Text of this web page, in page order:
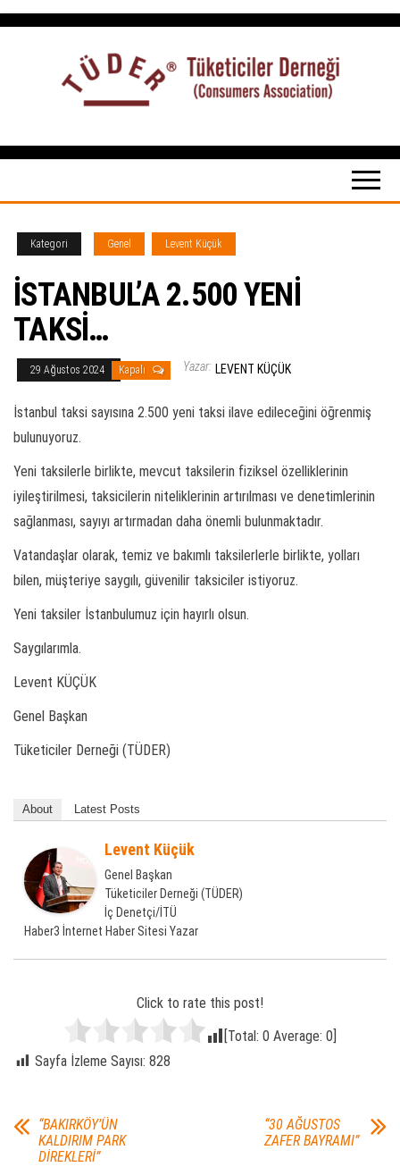
İçeriğe
Tüketiciler
tuketicilerdernegi.org.tr
Kategori Genel Levent Küçük
İSTANBUL’A 2.500 YENİ
TAKSİ…
29 Ağustos 2024 Kapalı Yazar: LEVENT KÜÇÜK
İstanbul taksi sayısına 2.500 yeni taksi ilave edileceğini öğrenmiş
bulunuyoruz.
Yeni taksilerle birlikte, mevcut taksilerin fiziksel özelliklerinin
iyileştirilmesi, taksicilerin niteliklerinin artırılması ve denetimlerinin
sağlanması, sayıyı artırmadan daha önemli bulunmaktadır.
Vatandaşlar olarak, temiz ve bakımlı taksilerlerle birlikte, yolları
bilen, müşteriye saygılı, güvenilir taksiciler istiyoruz.
Yeni taksiler İstanbulumuz için hayırlı olsun.
Saygılarımla.
Levent KÜÇÜK
Genel Başkan
Tüketiciler Derneği (TÜDER)
About Latest Posts
Levent Küçük
Genel Başkan
Tüketiciler Derneği (TÜDER)
İç Denetçi/İTÜ
Haber3 İnternet Haber Sitesi Yazar
Click to rate this post!
[Total: 0 Average: 0]
Sayfa İzleme Sayısı: 828
“BAKIRKÖY’ÜN
KALDIRIM PARK
DİREKLERİ”
“30 AĞUSTOS
ZAFER BAYRAMI”